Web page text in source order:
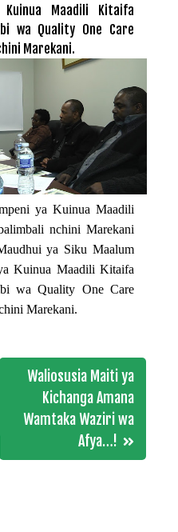
Kuinua Maadili Kitaifa
wa Quality One Care
Marekani.
ya Kuinua Maadili
nchini Marekani
ya Siku Maalum
Kuinua Maadili Kitaifa
wa Quality One Care
Marekani.
Waliosusia Maiti ya
Kichanga Amana
Wamtaka Waziri wa
Afya…!